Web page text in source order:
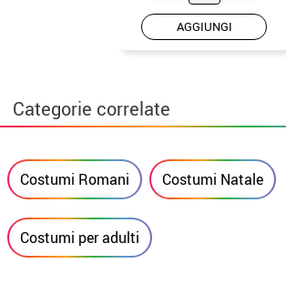
AGGIUNGI
Categorie correlate
Costumi Romani Costumi Natale
Costumi per adulti